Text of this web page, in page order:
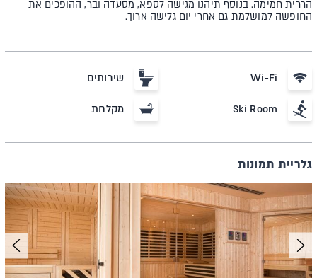
הררית חמימה. בנוסף תיהנו מגישה לספא, מסעדה ובר, ההופכים את
החופשה למושלמת גם אחרי יום גלישה ארוך.
Wi-Fi שירותים
Ski Room מקלחת
גלריית תמונות